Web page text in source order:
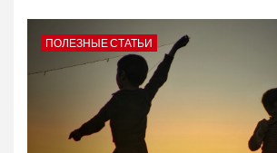
ПОЛЕЗНЫЕ СТАТЬИ